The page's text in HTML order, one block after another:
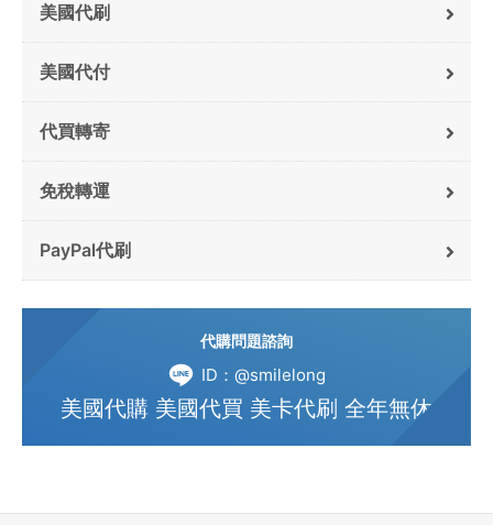
美國代刷
美國代付
代買轉寄
免稅轉運
PayPal代刷
代購問題諮詢
ID：@smilelong
美國代購 美國代買 美卡代刷 全年無休